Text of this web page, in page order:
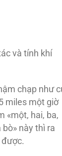
và tính khí
chạp như
miles một giờ
«một, hai, ba,
này thì ra